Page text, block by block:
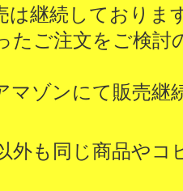
は継続しておりま
たご注文をご検討
マゾンにて販売継
外も同じ商品やコ